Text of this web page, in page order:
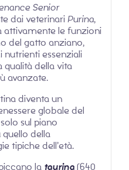
Senior
dai veterinariPurina,
attivamente le funzioni
del gatto anziano,
essenziali
qualità della vita
avanzate.
diventa un
globale del
sul piano
della
tipiche dell’età.
la taurina(640